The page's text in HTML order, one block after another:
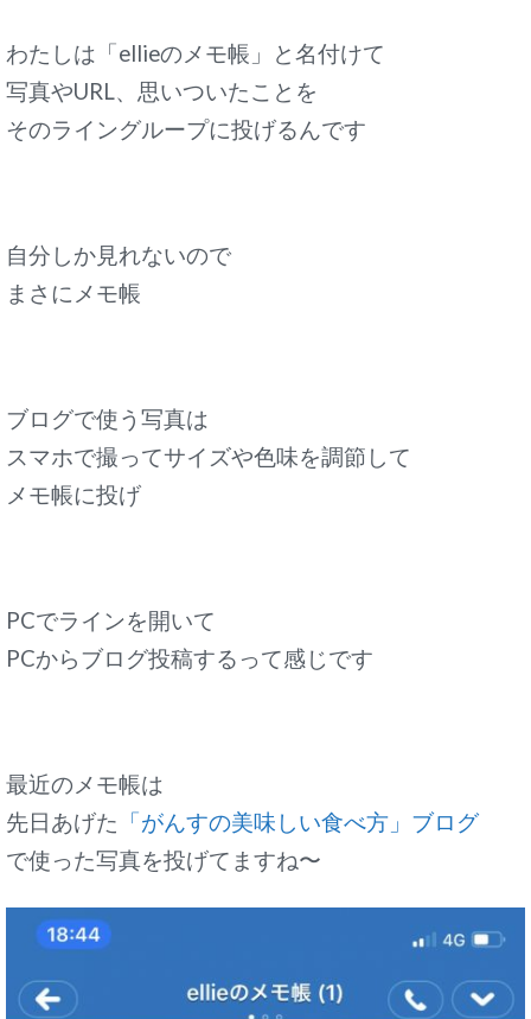
わたしは「ellieのメモ帳」と名付けて
写真やURL、思いついたことを
そのライングループに投げるんです
自分しか見れないので
まさにメモ帳
ブログで使う写真は
スマホで撮ってサイズや色味を調節して
メモ帳に投げ
PCでラインを開いて
PCからブログ投稿するって感じです
最近のメモ帳は
先日あげた 「がんすの美味しい食べ方」ブログ
で使った写真を投げてますね〜